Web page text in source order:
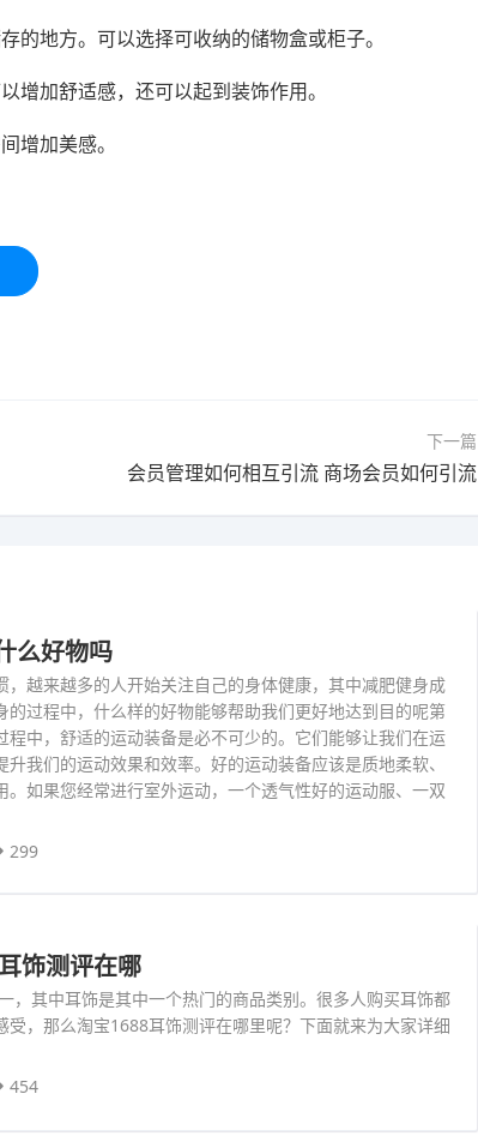
的地方。可以选择可收纳的储物盒或柜子。
增加舒适感，还可以起到装饰作用。
增加美感。
，请联系我们48小时处理！！！！
下一篇
会员管理如何相互引流 商场会员如何引流
么好物吗
越来越多的人开始关注自己的身体健康，其中减肥健身成
过程中，什么样的好物能够帮助我们更好地达到目的呢第
中，舒适的运动装备是必不可少的。它们能够让我们在运
我们的运动效果和效率。好的运动装备应该是质地柔软、
如果您经常进行室外运动，一个透气性好的运动服、一双
299
饰测评在哪
，其中耳饰是其中一个热门的商品类别。很多人购买耳饰都
，那么淘宝1688耳饰测评在哪里呢？下面就来为大家详细
454